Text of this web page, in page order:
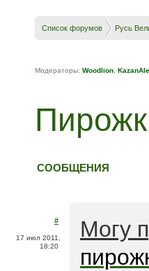
Список форумов Русь
Модераторы: Woodlion
СООБЩЕНИЯ
#
17 июл 2011,
18:20
Могу